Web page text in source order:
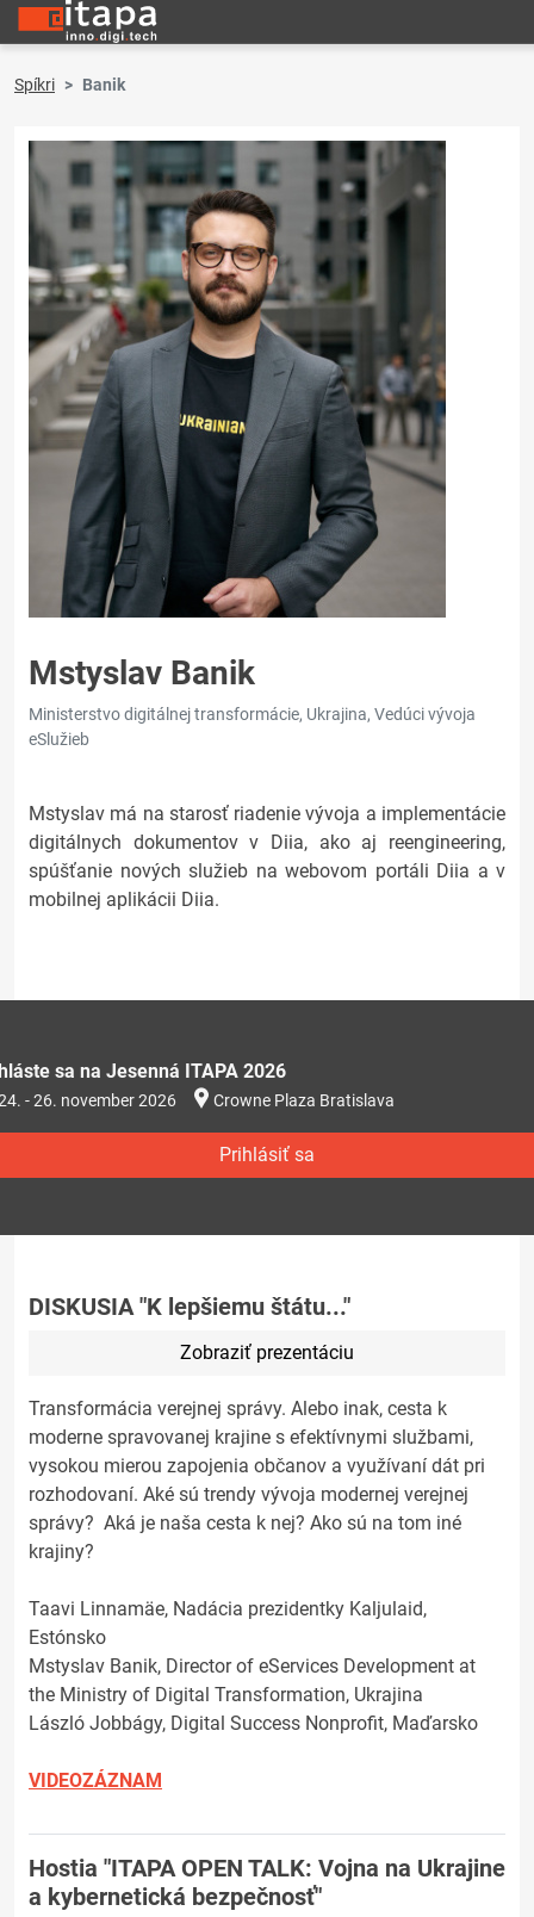
Spíkri Banik
Mstyslav Banik
Ministerstvo digitálnej transformácie, Ukrajina, Vedúci vývoja
eSlužieb
Mstyslav má na starosť riadenie vývoja a implementácie
digitálnych dokumentov v Diia, ako aj reengineering,
spúšťanie nových služieb na webovom portáli Diia a v
mobilnej aplikácii Diia.
sa na Jesenná ITAPA 2026
- 26. november 2026 Crowne Plaza Bratislava
Prihlásiť sa
DISKUSIA "K lepšiemu štátu..."
Zobraziť prezentáciu
Transformácia verejnej správy. Alebo inak, cesta k
moderne spravovanej krajine s efektívnymi službami,
vysokou mierou zapojenia občanov a využívaní dát pri
rozhodovaní. Aké sú trendy vývoja modernej verejnej
správy? Aká je naša cesta k nej? Ako sú na tom iné
krajiny?
Taavi Linnamäe, Nadácia prezidentky Kaljulaid,
Estónsko
Mstyslav Banik, Director of eServices Development at
the Ministry of Digital Transformation, Ukrajina
László Jobbágy, Digital Success Nonprofit, Maďarsko
VIDEOZÁZNAM
Hostia "ITAPA OPEN TALK: Vojna na Ukrajine
a kybernetická bezpečnosť"